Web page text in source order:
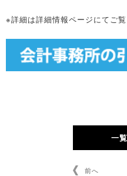
※詳細は詳細情報ページにてご
一
前へ